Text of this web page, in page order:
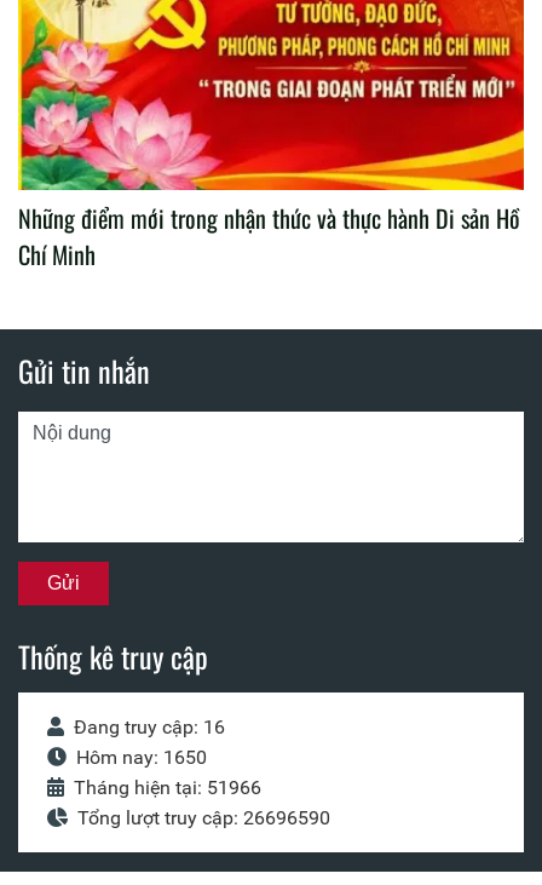
Những điểm mới trong nhận thức và thực hành Di sản Hồ
Chí Minh
Gửi tin nhắn
Thống kê truy cập
Đang truy cập: 16
Hôm nay: 1650
Tháng hiện tại: 51966
Tổng lượt truy cập: 26696590